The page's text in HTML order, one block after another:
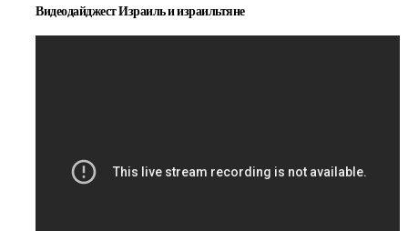
Видеодайджест Израиль и израильтяне